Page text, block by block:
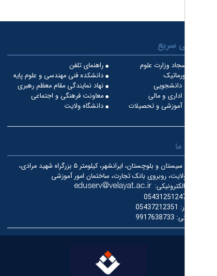
راهنمای تلفن
وزارت علوم
دانشکده فنی مهندسی و علوم پایه
نهاد نمایندگی مقام معظم رهبری
معاونت فرهنگی و اجتماعی
و مالی
دانشگاه ولایت
و تحصیلات
سیستان و بلوچستان، ایرانشهر، کیلومتر ۵ بزرگراه شهید مرادی،
روبروی بانک تجارت، ساختمان امور آموزشی
05437212351
9917638733